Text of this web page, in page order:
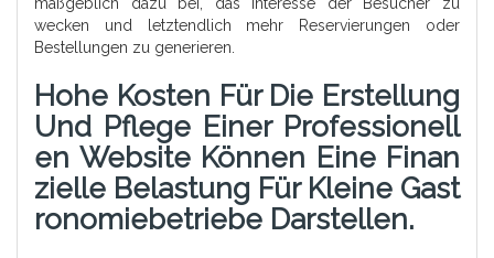
wecken und letztendlich mehr Reservierungen oder
Bestellungen zu generieren.
Hohe Kosten Für Die Erstellung
Und Pflege Einer Professionell
En Website Können Eine Finan
Zielle Belastung Für Kleine Gast
Ronomiebetriebe Darstellen.